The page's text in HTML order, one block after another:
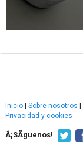
Inicio | Sobre nosotros |
Privacidad y cookies
Â¡SÃ­guenos!